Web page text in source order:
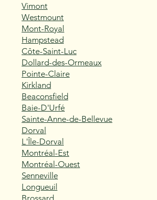
Vimont
Westmount
Mont-Royal
Hampstead
Côte-Saint-Luc
Dollard-des-Ormeaux
Pointe-Claire
Kirkland
Beaconsfield
Baie-D'Urfé
Sainte-Anne-de-Bellevue
Dorval
L'Île-Dorval
Montréal-Est
Montréal-Ouest
Senneville
Longueuil
Brossard